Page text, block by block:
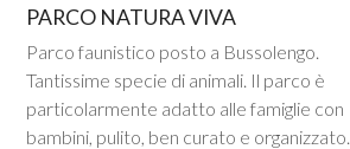
PARCO NATURA VIVA
Parco faunistico posto a Bussolengo.
Tantissime specie di animali. Il parco è
particolarmente adatto alle famiglie con
bambini, pulito, ben curato e organizzato.